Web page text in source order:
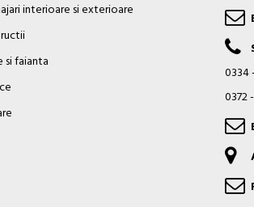
interioare si exterioare
si faianta
0334
0372